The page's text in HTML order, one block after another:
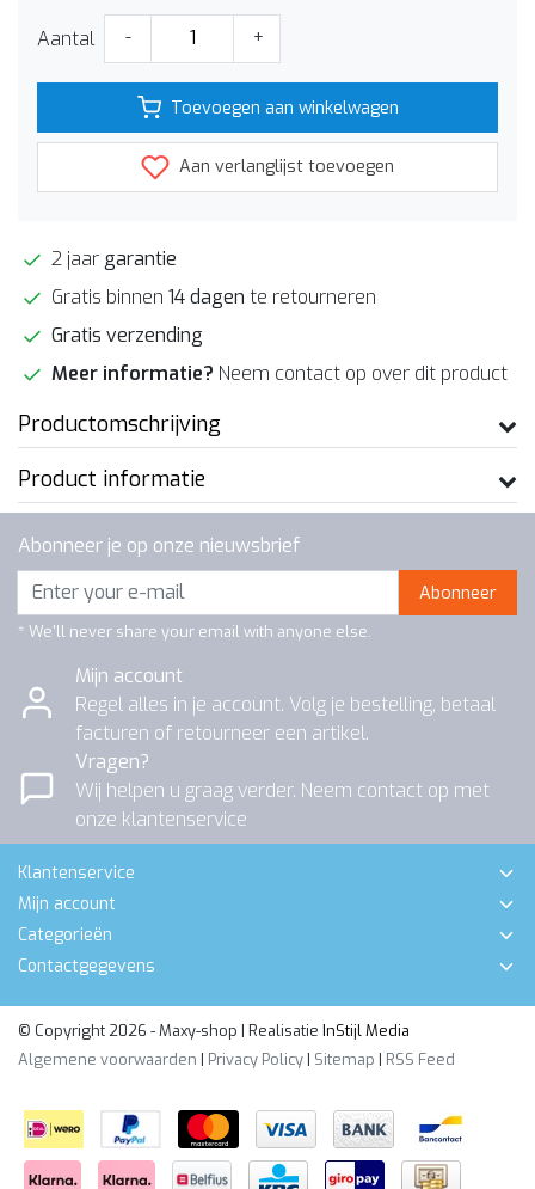
Aantal - +
Toevoegen aan winkelwagen
Aan verlanglijst toevoegen
2 jaar garantie
Gratis binnen 14 dagen te retourneren
Gratis verzending
Meer informatie? Neem contact op over dit product
Productomschrijving
Product informatie
Abonneer je op onze nieuwsbrief
Abonneer
* We'll never share your email with anyone else.
Mijn account
Regel alles in je account. Volg je bestelling, betaal
facturen of retourneer een artikel.
Vragen?
Wij helpen u graag verder. Neem contact op met
onze klantenservice
Klantenservice
Mijn account
Categorieën
Contactgegevens
© Copyright 2026 - Maxy-shop | Realisatie InStijl Media
Algemene voorwaarden | Privacy Policy | Sitemap | RSS Feed